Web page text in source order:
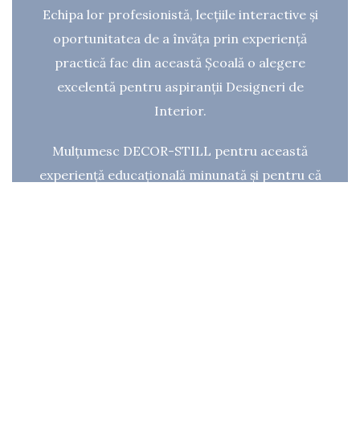
Echipa lor profesionistă, lecțiile interactive și
oportunitatea de a învăța prin experiență
practică fac din această Școală o alegere
excelentă pentru aspiranții Designeri de
Interior.
Mulțumesc DECOR-STILL pentru această
experiență educațională minunată și pentru că